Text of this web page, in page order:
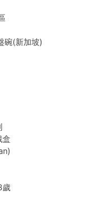
碗(新加坡)
盒
歲